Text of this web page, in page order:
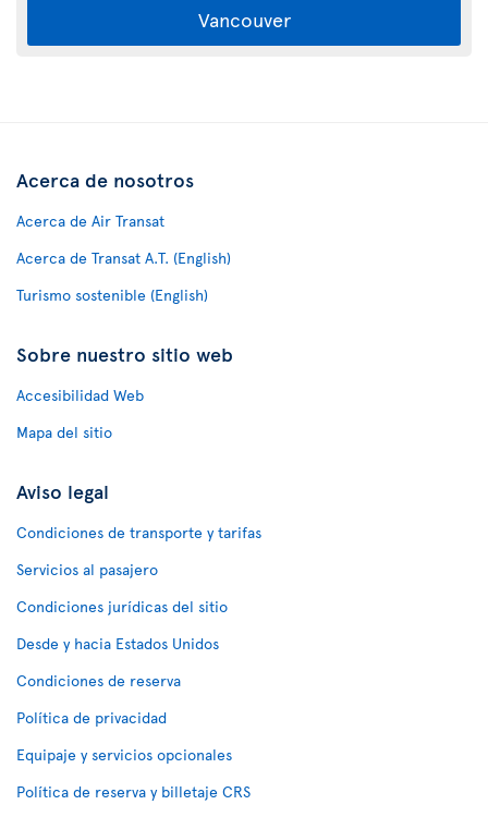
Vancouver
Acerca de nosotros
Acerca de Air Transat
Acerca de Transat A.T. (English)
Turismo sostenible (English)
Sobre nuestro sitio web
Accesibilidad Web
Mapa del sitio
Aviso legal
Condiciones de transporte y tarifas
Servicios al pasajero
Condiciones jurídicas del sitio
Desde y hacia Estados Unidos
Condiciones de reserva
Política de privacidad
Equipaje y servicios opcionales
Política de reserva y billetaje CRS